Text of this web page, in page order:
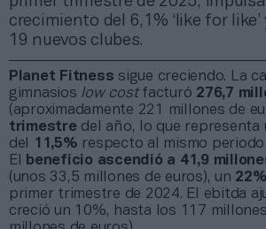
crecimiento del 6,1% ‘like for
19 nuevos clubes.
Planet Fitness sigue creciendo.
La
gimnasios low cost facturó 276,7
(aproximadamente 221 millones de
trimestre del año, lo que representa
del
11,5% respecto al mismo
El
beneficio ascendió a 41,9
(unos 33,5 millones de euros), un
primer trimestre de 2024. El ebitda
creció un 10%, hasta los 117